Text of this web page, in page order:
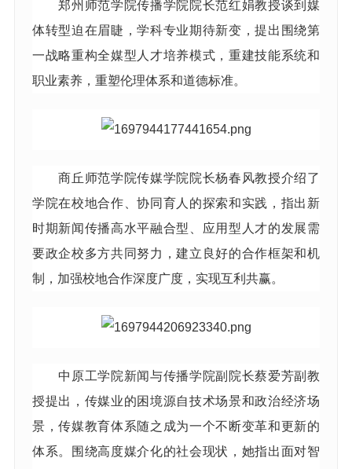
郑州师范学院传播学院院长范红娟教授谈到媒
体转型迫在眉睫，学科专业期待新变，提出围绕第
一战略重构全媒型人才培养模式，重建技能系统和
职业素养，重塑伦理体系和道德标准。
商丘师范学院传媒学院院长杨春风教授介绍了
学院在校地合作、协同育人的探索和实践，指出新
时期新闻传播高水平融合型、应用型人才的发展需
要政企校多方共同努力，建立良好的合作框架和机
制，加强校地合作深度广度，实现互利共赢。
中原工学院新闻与传播学院副院长蔡爱芳副教
授提出，传媒业的困境源自技术场景和政治经济场
景，传媒教育体系随之成为一个不断变革和更新的
体系。围绕高度媒介化的社会现状，她指出面对智